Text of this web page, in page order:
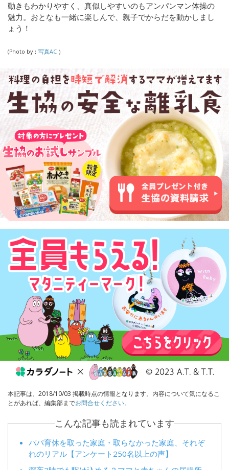
動きもわかりやすく、真似しやすいのもアンパンマン体操の
魅力。おとなも一緒に楽しんで、親子でからだを動かしまし
ょう！
(Photo by： 写真AC ）
本記事は、2018/10/03 掲載時点の情報となります。内容について気になるこ
とがあれば、編集部までお問合せください。
こんな記事も読まれています
パパ育休を取った家庭・取らなかった家庭、それぞ
れのリアル【アンケート250名以上の声】